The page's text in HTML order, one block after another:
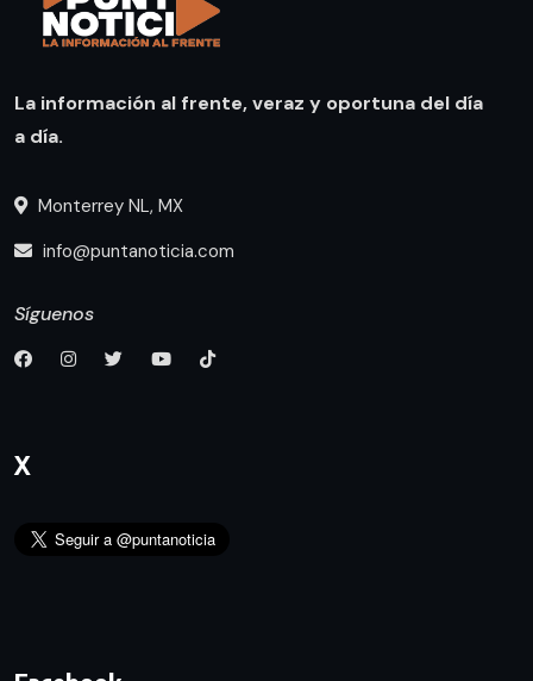
La información al frente, veraz y oportuna del día
a día.
Monterrey NL, MX
info@puntanoticia.com
Síguenos
X